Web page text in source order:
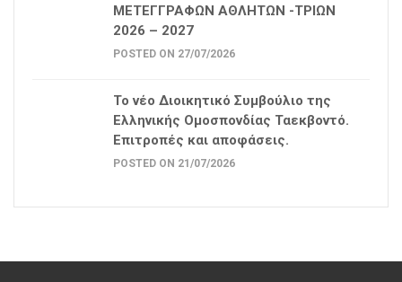
ΜΕΤΕΓΓΡΑΦΩΝ ΑΘΛΗΤΩΝ -ΤΡΙΩΝ
2026 – 2027
POSTED ON 27/07/2026
Το νέο Διοικητικό Συμβούλιο της
Ελληνικής Ομοσπονδίας Ταεκβοντό.
Επιτροπές και αποφάσεις.
POSTED ON 21/07/2026